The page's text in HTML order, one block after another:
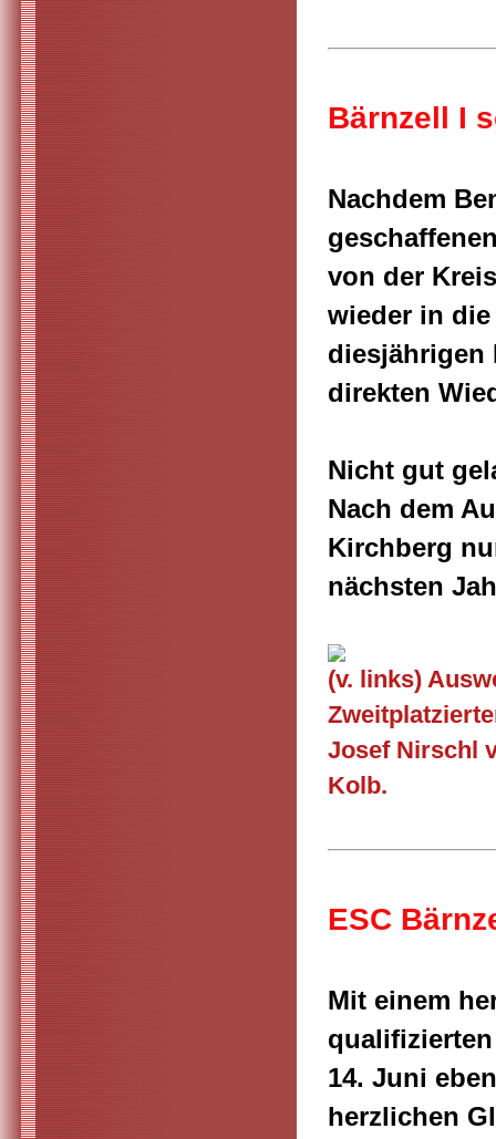
Bärnzell I
Nachdem
von der
wieder in
diesjährigen
direkten
Nicht gut
Nach dem
Kirchberg
nächsten
(v. links)
Josef Nirschl
Kolb.
ESC
Mit einem
14. Juni
herzlichen